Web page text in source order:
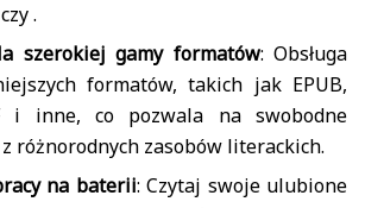
.
szerokiej gamy formatów: Obsługa
formatów, takich jak EPUB,
i inne, co pozwala na swobodne
różnorodnych zasobów literackich.
na baterii: Czytaj swoje ulubione